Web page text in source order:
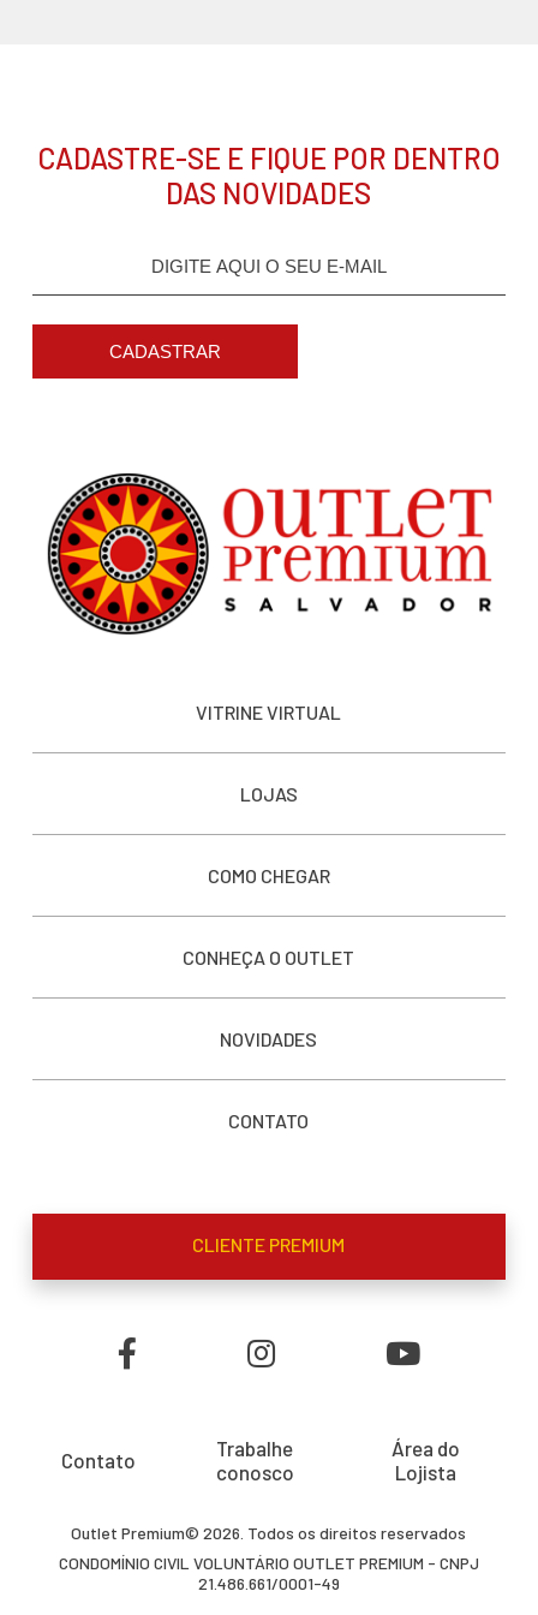
CADASTRE-SE E FIQUE POR DENTRO
DAS NOVIDADES
CADASTRAR
VITRINE VIRTUAL
LOJAS
COMO CHEGAR
CONHEÇA O OUTLET
NOVIDADES
CONTATO
CLIENTE PREMIUM
Contato
Trabalhe
conosco
Área do
Lojista
Outlet Premium© 2026. Todos os direitos reservados
CONDOMÍNIO CIVIL VOLUNTÁRIO OUTLET PREMIUM - CNPJ
21.486.661/0001-49